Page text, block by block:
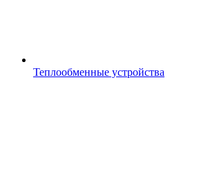
Теплообменные устройства